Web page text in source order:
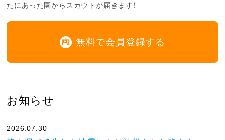
たにあった園からスカウトが届きます！
無料で会員登録する
お知らせ
2026.07.30